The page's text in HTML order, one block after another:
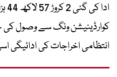
کوارڈینیشن ونگ سے وصول کی
انتظامی اخراجات کی